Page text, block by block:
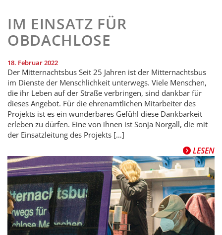
IM EINSATZ FÜR
OBDACHLOSE
18. Februar 2022
Der Mitternachtsbus Seit 25 Jahren ist der Mitternachtsbus
im Dienste der Menschlichkeit unterwegs. Viele Menschen,
die ihr Leben auf der Straße verbringen, sind dankbar für
dieses Angebot. Für die ehrenamtlichen Mitarbeiter des
Projekts ist es ein wunderbares Gefühl diese Dankbarkeit
erleben zu dürfen. Eine von ihnen ist Sonja Norgall, die mit
der Einsatzleitung des Projekts […]
LESEN